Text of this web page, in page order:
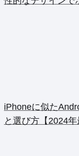
iPhoneに似た
と選び方【2024年